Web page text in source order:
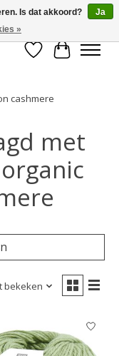
Verlanglijst
cashmere
met
bekeken
Is dat akkoord?
Ja
»